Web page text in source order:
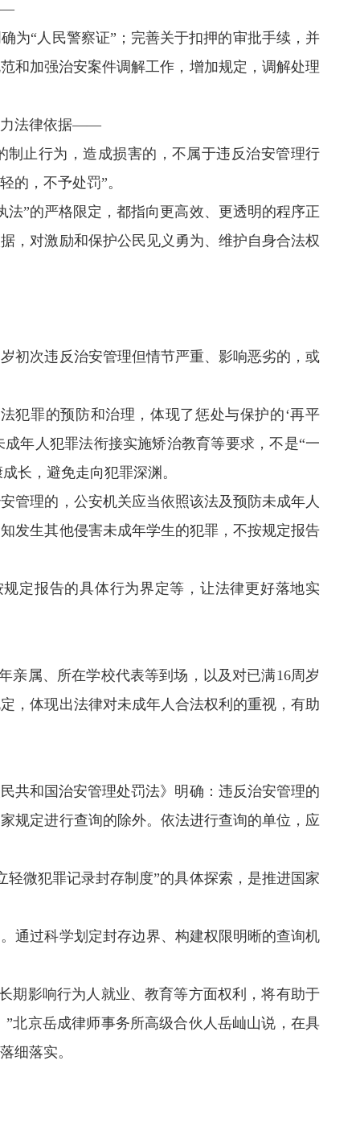
“人民警察证”；完善关于扣押的审批手续，并
和加强治安案件调解工作，增加规定，调解处理
力法律依据——
止行为，造成损害的，不属于违反治安管理行
的，不予处罚”。
”的严格限定，都指向更高效、更透明的程序正
，对激励和保护公民见义勇为、维护自身合法权
次违反治安管理但情节严重、影响恶劣的，或
罪的预防和治理，体现了惩处与保护的‘再平
年人犯罪法衔接实施矫治教育等要求，不是“一
长，避免走向犯罪深渊。
理的，公安机关应当依照该法及预防未成年人
发生其他侵害未成年学生的犯罪，不按规定报告
报告的具体行为界定等，让法律更好落地实
属、所在学校代表等到场，以及对已满16周岁
，体现出法律对未成年人合法权利的重视，有助
和国治安管理处罚法》明确：违反治安管理的
规定进行查询的除外。依法进行查询的单位，应
微犯罪记录封存制度”的具体探索，是推进国家
过科学划定封存边界、构建权限明晰的查询机
影响行为人就业、教育等方面权利，将有助于
北京岳成律师事务所高级合伙人岳屾山说，在具
细落实。